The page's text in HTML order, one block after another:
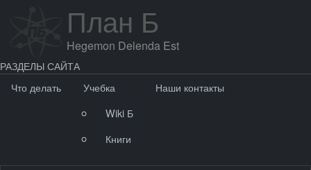
План Б
Hegemon Delenda Est
РАЗДЕЛЫ САЙТА
Что делать
Учебка
Wiki Б
Книги
Наши контакты